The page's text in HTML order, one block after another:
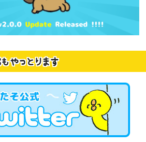
やっとります